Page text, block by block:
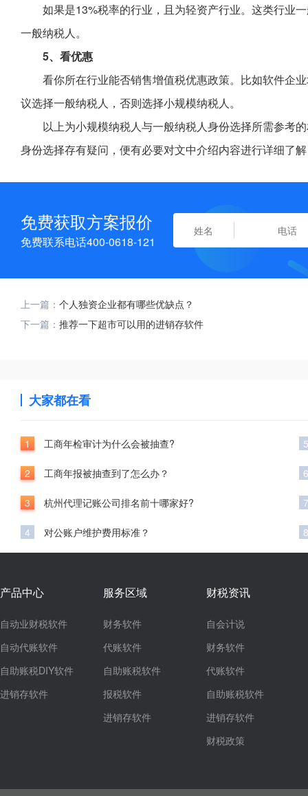
如果是13%税率的行业，且为轻资产行业。这类行业
一般纳税人。
5、看优惠
看你所在行业能否销售增值税优惠政策。比如软件企
议选择一般纳税人，否则选择小规模纳税人。
以上为小规模纳税人与一般纳税人身份选择所需参考
身份选择存有疑问，便有必要对文中介绍内容进行详细了
免费获取方案报价
免费联系电话400-0618-121
上一篇： 个人独资企业都有哪些优缺点？
下一篇： 推荐一下超市可以用的进销存软件
大家都在看
1 工商年检审计为什么会被抽查?
2 工商年报被抽查到了怎么办？
3 杭州代理记账公司排名前十哪家好?
4 对公账户维护费用标准？
5
6
7
8
产品中心
自动业财税软件
自动代账软件
自助账税DIY软件
进销存软件
服务区域
财务软件
代账软件
自助账税软件
报税软件
进销存软件
财税资讯
自会计说
财务软件
代账软件
自助账税软件
进销存软件
财税政策